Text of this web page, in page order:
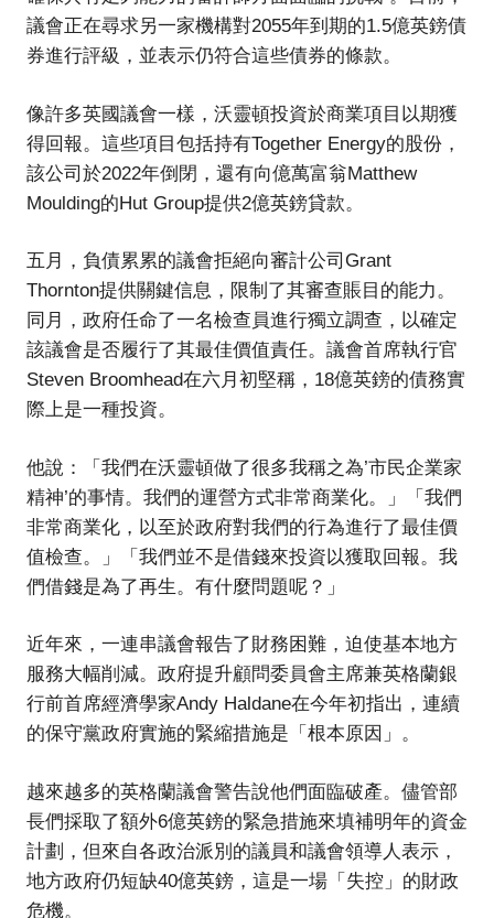
議會正在尋求另一家機構對2055年到期的1.5億英鎊債
券進行評級，並表示仍符合這些債券的條款。
像許多英國議會一樣，沃靈頓投資於商業項目以期獲
得回報。這些項目包括持有Together Energy的股份，
該公司於2022年倒閉，還有向億萬富翁Matthew
Moulding的Hut Group提供2億英鎊貸款。
五月，負債累累的議會拒絕向審計公司Grant
Thornton提供關鍵信息，限制了其審查賬目的能力。
同月，政府任命了一名檢查員進行獨立調查，以確定
該議會是否履行了其最佳價值責任。議會首席執行官
Steven Broomhead在六月初堅稱，18億英鎊的債務實
際上是一種投資。
他說：「我們在沃靈頓做了很多我稱之為’市民企業家
精神’的事情。我們的運營方式非常商業化。」「我們
非常商業化，以至於政府對我們的行為進行了最佳價
值檢查。」「我們並不是借錢來投資以獲取回報。我
們借錢是為了再生。有什麼問題呢？」
近年來，一連串議會報告了財務困難，迫使基本地方
服務大幅削減。政府提升顧問委員會主席兼英格蘭銀
行前首席經濟學家Andy Haldane在今年初指出，連續
的保守黨政府實施的緊縮措施是「根本原因」。
越來越多的英格蘭議會警告說他們面臨破產。儘管部
長們採取了額外6億英鎊的緊急措施來填補明年的資金
計劃，但來自各政治派別的議員和議會領導人表示，
地方政府仍短缺40億英鎊，這是一場「失控」的財政
危機。